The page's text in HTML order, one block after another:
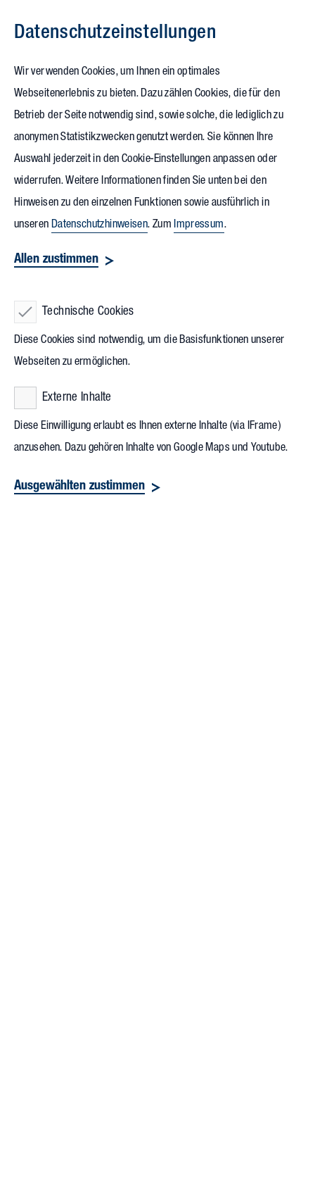
Datenschutz­einstellungen
Wir verwenden Cookies, um Ihnen ein optimales
Webseitenerlebnis zu bieten. Dazu zählen Cookies, die für den
Betrieb der Seite notwendig sind, sowie solche, die lediglich zu
anonymen Statistikzwecken genutzt werden. Sie können Ihre
Auswahl jederzeit in den Cookie-Einstellungen anpassen oder
widerrufen. Weitere Informationen finden Sie unten bei den
Hinweisen zu den einzelnen Funktionen sowie ausführlich in
unseren Datenschutzhinweisen. ZumImpressum.
Allen zustimmen
Technische Cookies
Diese Cookies sind notwendig, um die Basisfunktionen unserer
Webseiten zu ermöglichen.
Externe Inhalte
Diese Einwilligung erlaubt es Ihnen externe Inhalte (via IFrame)
anzusehen. Dazu gehören Inhalte von Google Maps und Youtube.
Ausgewählten zustimmen